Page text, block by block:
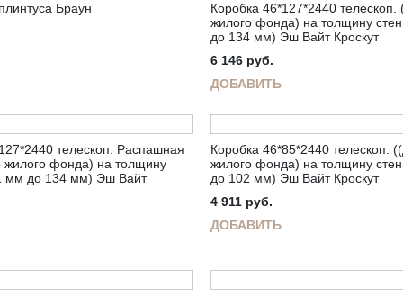
Браун
Коробка 46*127*2440 телескоп.
жилого фонда) на толщину
до 134 мм) Эш Вайт Кроскут
6 146 руб.
ДОБАВИТЬ
телескоп. Распашная
жилого фонда) на толщину
мм до 134 мм) Эш Вайт
Коробка 46*85*2440 телескоп.
жилого фонда) на толщину
до 102 мм) Эш Вайт Кроскут
4 911 руб.
ДОБАВИТЬ